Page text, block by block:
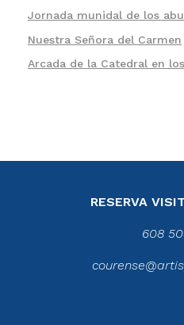
Jornada munidal de los
Nuestra Señora del Carmen
Arcada de la Catedral en
RESERVA
608